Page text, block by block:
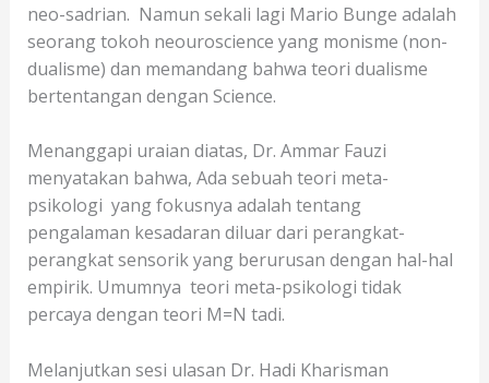
neo-sadrian. Namun sekali lagi Mario Bunge adalah
seorang tokoh neouroscience yang monisme (non-
dualisme) dan memandang bahwa teori dualisme
bertentangan dengan Science.
Menanggapi uraian diatas, Dr. Ammar Fauzi
menyatakan bahwa, Ada sebuah teori meta-
psikologi yang fokusnya adalah tentang
pengalaman kesadaran diluar dari perangkat-
perangkat sensorik yang berurusan dengan hal-hal
empirik. Umumnya teori meta-psikologi tidak
percaya dengan teori M=N tadi.
Melanjutkan sesi ulasan Dr. Hadi Kharisman